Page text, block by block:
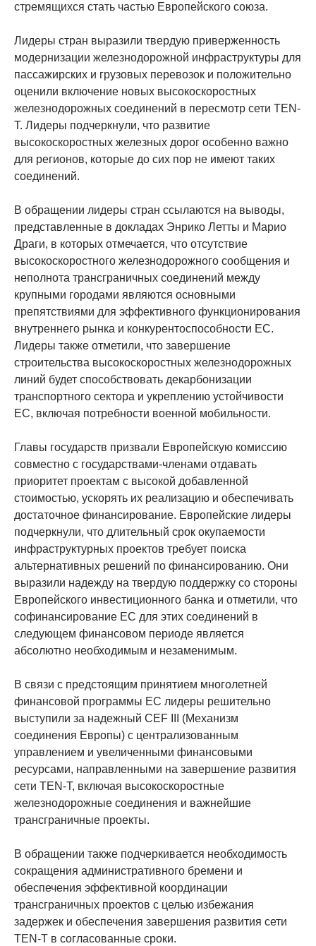
стремящихся стать частью Европейского союза.
Лидеры стран выразили твердую приверженность
модернизации железнодорожной инфраструктуры для
пассажирских и грузовых перевозок и положительно
оценили включение новых высокоскоростных
железнодорожных соединений в пересмотр сети TEN-
T. Лидеры подчеркнули, что развитие
высокоскоростных железных дорог особенно важно
для регионов, которые до сих пор не имеют таких
соединений.
В обращении лидеры стран ссылаются на выводы,
представленные в докладах Энрико Летты и Марио
Драги, в которых отмечается, что отсутствие
высокоскоростного железнодорожного сообщения и
неполнота трансграничных соединений между
крупными городами являются основными
препятствиями для эффективного функционирования
внутреннего рынка и конкурентоспособности ЕС.
Лидеры также отметили, что завершение
строительства высокоскоростных железнодорожных
линий будет способствовать декарбонизации
транспортного сектора и укреплению устойчивости
ЕС, включая потребности военной мобильности.
Главы государств призвали Европейскую комиссию
совместно с государствами-членами отдавать
приоритет проектам с высокой добавленной
стоимостью, ускорять их реализацию и обеспечивать
достаточное финансирование. Европейские лидеры
подчеркнули, что длительный срок окупаемости
инфраструктурных проектов требует поиска
альтернативных решений по финансированию. Они
выразили надежду на твердую поддержку со стороны
Европейского инвестиционного банка и отметили, что
софинансирование ЕС для этих соединений в
следующем финансовом периоде является
абсолютно необходимым и незаменимым.
В связи с предстоящим принятием многолетней
финансовой программы ЕС лидеры решительно
выступили за надежный CEF III (Механизм
соединения Европы) с централизованным
управлением и увеличенными финансовыми
ресурсами, направленными на завершение развития
сети TEN-T, включая высокоскоростные
железнодорожные соединения и важнейшие
трансграничные проекты.
В обращении также подчеркивается необходимость
сокращения административного бремени и
обеспечения эффективной координации
трансграничных проектов с целью избежания
задержек и обеспечения завершения развития сети
TEN-T в согласованные сроки.